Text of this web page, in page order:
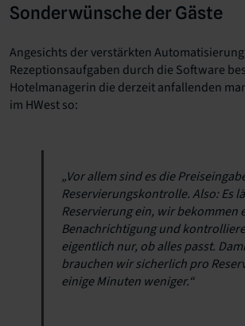
Sonderwünsche der Gäste
Angesichts der verstärkten
Rezeptionsaufgaben durch die Software
Hotelmanagerin die derzeit anfallenden
im HWest so:
„Vor allem sind es die
Reservierungskontrolle. Also: Es
Reservierung ein, wir bekommen
Benachrichtigung und
eigentlich nur, ob alles passt.
brauchen wir sicherlich pro
einige Minuten weniger.“